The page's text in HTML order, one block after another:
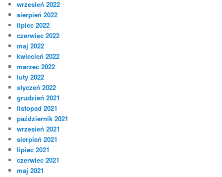
wrzesień 2022
sierpień 2022
lipiec 2022
czerwiec 2022
maj 2022
kwiecień 2022
marzec 2022
luty 2022
styczeń 2022
grudzień 2021
listopad 2021
październik 2021
wrzesień 2021
sierpień 2021
lipiec 2021
czerwiec 2021
maj 2021